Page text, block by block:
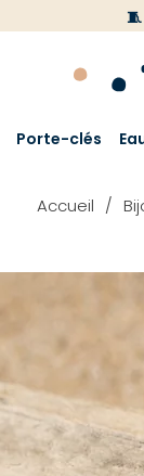
Porte-clés
Accueil